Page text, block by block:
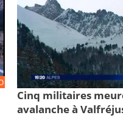
Cinq militaires
avalanche à